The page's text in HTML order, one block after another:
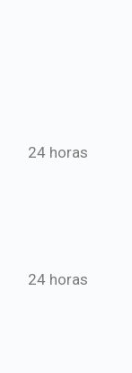
24 horas
24 horas